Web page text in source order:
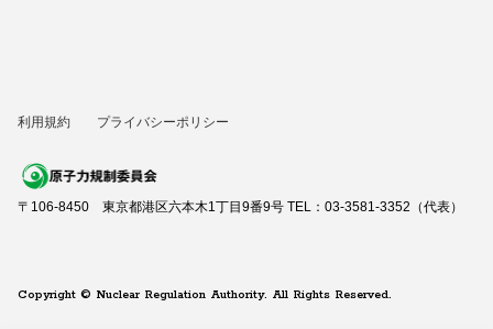
利用規約 プライバシーポリシー
〒106-8450 東京都港区六本木1丁目9番9号 TEL：03-3581-3352（代表）
Copyright © Nuclear Regulation Authority. All Rights Reserved.